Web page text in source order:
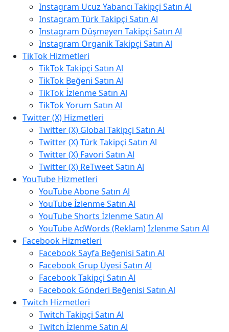
Instagram Ucuz Yabancı Takipçi Satın Al
Instagram Türk Takipçi Satın Al
Instagram Düşmeyen Takipçi Satın Al
Instagram Organik Takipçi Satın Al
TikTok Hizmetleri
TikTok Takipçi Satın Al
TikTok Beğeni Satın Al
TikTok İzlenme Satın Al
TikTok Yorum Satın Al
Twitter (X) Hizmetleri
Twitter (X) Global Takipçi Satın Al
Twitter (X) Türk Takipçi Satın Al
Twitter (X) Favori Satın Al
Twitter (X) ReTweet Satın Al
YouTube Hizmetleri
YouTube Abone Satın Al
YouTube İzlenme Satın Al
YouTube Shorts İzlenme Satın Al
YouTube AdWords (Reklam) İzlenme Satın Al
Facebook Hizmetleri
Facebook Sayfa Beğenisi Satın Al
Facebook Grup Üyesi Satın Al
Facebook Takipçi Satın Al
Facebook Gönderi Beğenisi Satın Al
Twitch Hizmetleri
Twitch Takipçi Satın Al
Twitch İzlenme Satın Al